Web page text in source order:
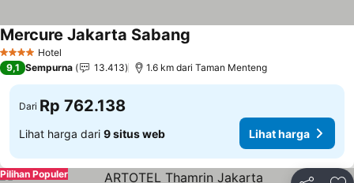
4 BintangHotel
Mercure Jakarta Sabang
9,1 Sempurna 13.413 1.6 km dari Taman Menteng
Dari Rp 762.138
Lihat harga dari 9 situs web Lihat harga
Pilihan Populer